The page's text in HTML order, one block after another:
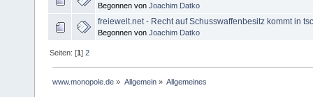
Begonnen von Joachim Datko
freiewelt.net - Recht auf Schusswaffenbesitz kommt in
Begonnen von Joachim Datko
Seiten: [1]2
www.monopole.de » Allgemein» Allgemeines